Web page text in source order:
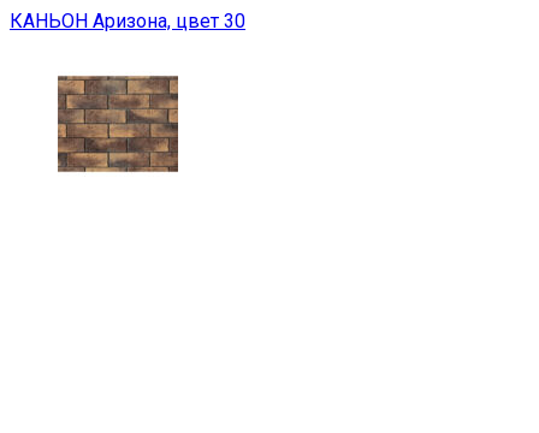
КАНЬОН Аризона, цвет 30